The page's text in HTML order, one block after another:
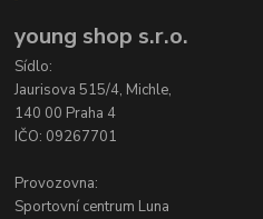
young shop s.r.o.
Sídlo:
Jaurisova 515/4, Michle,
140 00 Praha 4
IČO: 09267701
Provozovna:
Sportovní centrum Luna